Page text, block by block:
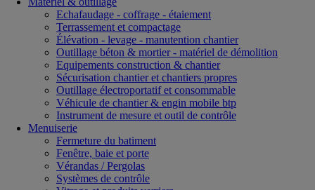
Echafaudage - coffrage - étaiement
Terrassement et compactage
Élévation - levage - manutention chantier
Outillage béton & mortier - matériel de démolition
Equipements construction & chantier
Sécurisation chantier et chantiers propres
Outillage électroportatif et consommable
Véhicule de chantier & engin mobile btp
Instrument de mesure et outil de contrôle
Menuiserie
Fermeture du batiment
Fenêtre, baie et porte
Vérandas / Pergolas
Systèmes de contrôle